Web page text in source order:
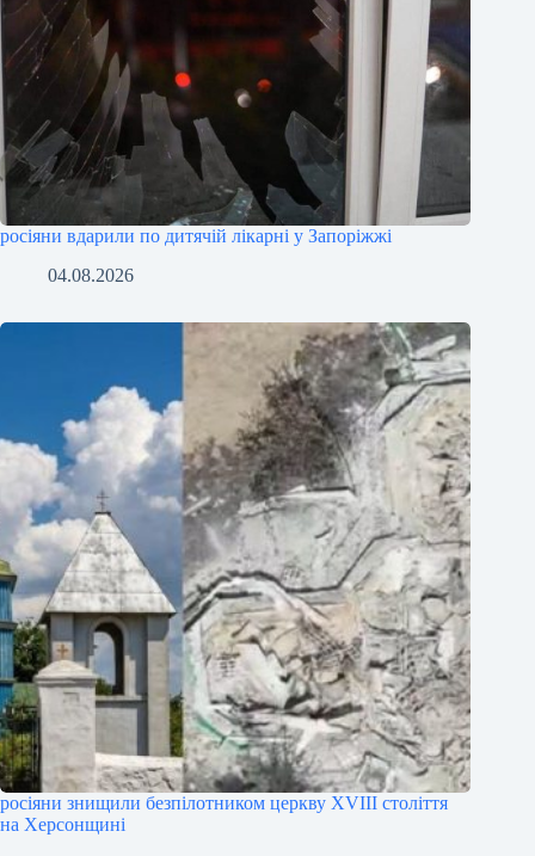
росіяни вдарили по дитячій лікарні у Запоріжжі
04.08.2026
росіяни знищили безпілотником церкву XVIII століття
на Херсонщині